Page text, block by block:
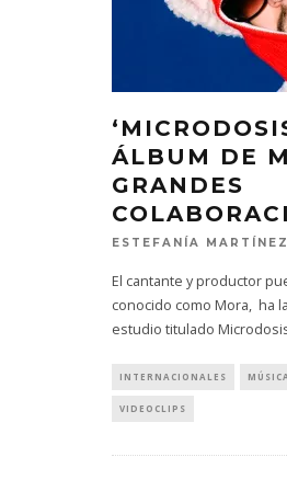
ÁLBUM DE
GRANDES
ESTEFANÍA MARTÍNEZ
El cantante y productor
conocido como Mora, ha
estudio titulado
INTERNACIONALES
VIDEOCLIPS